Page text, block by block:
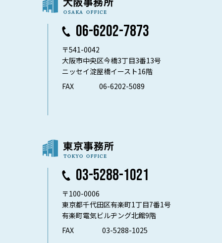
06-6202-7873
〒541-0042
大阪市中央区今橋3丁目3番13号
ニッセイ淀屋橋イースト16階
FAX
06-6202-5089
03-5288-1021
〒100-0006
東京都千代田区有楽町1丁目7番1号
有楽町電気ビルヂング北館9階
FAX
03-5288-1025